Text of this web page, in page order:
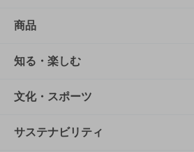
商品
商品TOP
商品一覧
商品発売情報
知る・楽しむ
知る・楽しむTOP
キャンペーン
文化・スポーツ
文化・スポーツTOP
サステナビリティ